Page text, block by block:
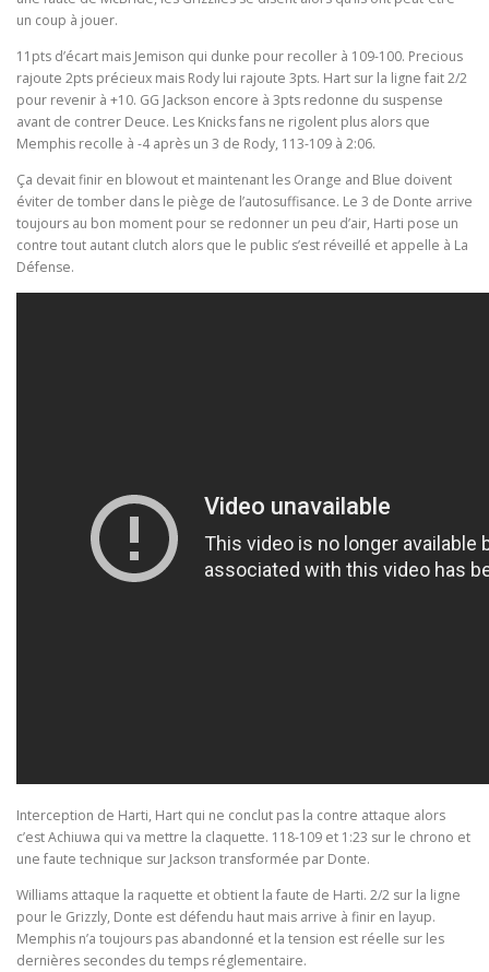
un coup à jouer.
11pts d’écart mais Jemison qui dunke pour recoller à 109-100. Precious
rajoute 2pts précieux mais Rody lui rajoute 3pts. Hart sur la ligne fait 2/2
pour revenir à +10. GG Jackson encore à 3pts redonne du suspense
avant de contrer Deuce. Les Knicks fans ne rigolent plus alors que
Memphis recolle à -4 après un 3 de Rody, 113-109 à 2:06.
Ça devait finir en blowout et maintenant les Orange and Blue doivent
éviter de tomber dans le piège de l’autosuffisance. Le 3 de Donte arrive
toujours au bon moment pour se redonner un peu d’air, Harti pose un
contre tout autant clutch alors que le public s’est réveillé et appelle à La
Défense.
Interception de Harti, Hart qui ne conclut pas la contre attaque alors
c’est Achiuwa qui va mettre la claquette. 118-109 et 1:23 sur le chrono et
une faute technique sur Jackson transformée par Donte.
Williams attaque la raquette et obtient la faute de Harti. 2/2 sur la ligne
pour le Grizzly, Donte est défendu haut mais arrive à finir en layup.
Memphis n’a toujours pas abandonné et la tension est réelle sur les
dernières secondes du temps réglementaire.